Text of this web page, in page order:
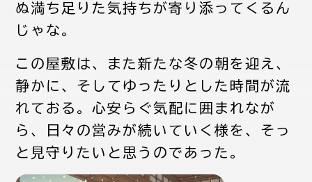
ぬ満ち足りた気持ちが寄り添ってくるん
じゃな。
この屋敷は、また新たな冬の朝を迎え、
静かに、そしてゆったりとした時間が流
れておる。心安らぐ気配に囲まれなが
ら、日々の営みが続いていく様を、そっ
と見守りたいと思うのであった。